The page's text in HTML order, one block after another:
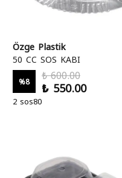
Özge Plastik
50 CC SOS KABI
%8
₺ 600.00
₺ 550.00
2 sos80